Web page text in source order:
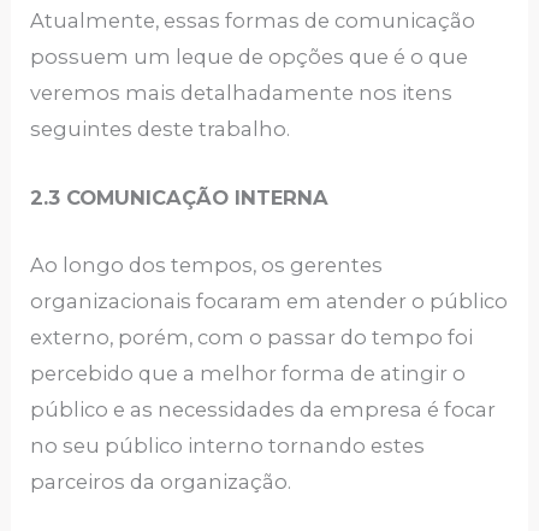
Atualmente, essas formas de comunicação
possuem um leque de opções que é o que
veremos mais detalhadamente nos itens
seguintes deste trabalho.
2.3 COMUNICAÇÃO INTERNA
Ao longo dos tempos, os gerentes
organizacionais focaram em atender o público
externo, porém, com o passar do tempo foi
percebido que a melhor forma de atingir o
público e as necessidades da empresa é focar
no seu público interno tornando estes
parceiros da organização.